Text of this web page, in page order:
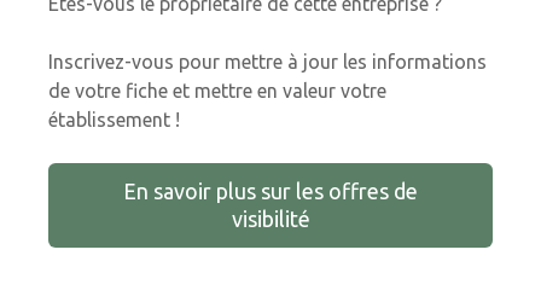
Inscrivez-vous pour mettre à jour les informations
de votre fiche et mettre en valeur votre
établissement !
En savoir plus sur les offres de
visibilité